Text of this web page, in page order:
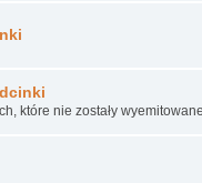
które nie zostały